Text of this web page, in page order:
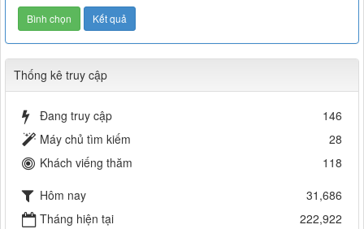
Thống kê truy cập
Đang truy cập
146
Máy chủ tìm kiếm
28
Khách viếng thăm
118
Hôm nay
31,686
Tháng hiện tại
222,922